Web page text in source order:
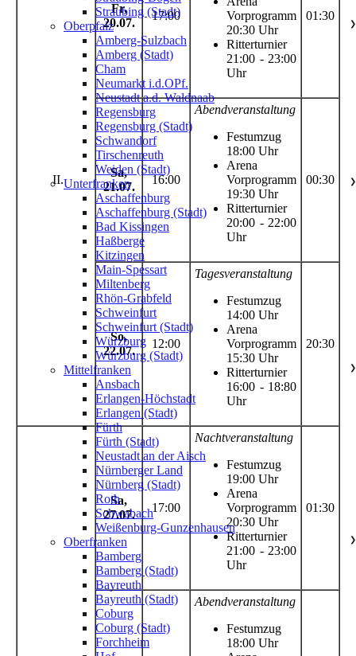
II.
Fr,
20.07.
17:00
Vorprogramm
20:30 Uhr
Ritterturnier
21:00 - 23:00
Uhr
01:30
Sa,
21.07.
16:00
Abendveranstaltung
Festumzug
18:00 Uhr
Arena
Vorprogramm
19:30 Uhr
Ritterturnier
20:00 - 22:00
Uhr
00:30
So,
22.07.
12:00
Tagesveranstaltung
Festumzug
14:00 Uhr
Arena
Vorprogramm
15:30 Uhr
Ritterturnier
16:00 - 18:80
Uhr
20:30
Sa,
27.07.
17:00
Nachtveranstaltung
Festumzug
19:00 Uhr
Arena
Vorprogramm
20:30 Uhr
Ritterturnier
21:00 - 23:00
Uhr
01:30
Abendveranstaltung
Festumzug
18:00 Uhr
Straubing (Stadt)
Oberpfalz
❯
Amberg-Sulzbach
Amberg (Stadt)
Cham
Neumarkt i.d.OPf.
Neustadt a.d. Waldnaab
Regensburg
Regensburg (Stadt)
Schwandorf
Tirschenreuth
Weiden (Stadt)
Unterfranken
❯
Aschaffenburg
Aschaffenburg (Stadt)
Bad Kissingen
Haßberge
Kitzingen
Main-Spessart
Miltenberg
Rhön-Grabfeld
Schweinfurt
Schweinfurt (Stadt)
Würzburg
Würzburg (Stadt)
Mittelfranken
❯
Ansbach
Erlangen-Höchstadt
Erlangen (Stadt)
Fürth
Fürth (Stadt)
Neustadt an der Aisch
Nürnberger Land
Nürnberg (Stadt)
Roth
Schwabach
Weißenburg-Gunzenhausen
Oberfranken
❯
Bamberg
Bamberg (Stadt)
Bayreuth
Bayreuth (Stadt)
Coburg
Coburg (Stadt)
Forchheim